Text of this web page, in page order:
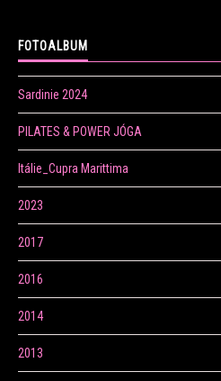
FOTOALBUM
Sardinie 2024
PILATES & POWER JÓGA
Itálie_Cupra Marittima
2023
2017
2016
2014
2013